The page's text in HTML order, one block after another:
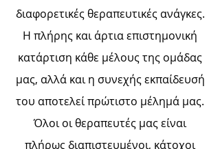
διαφορετικές θεραπευτικές ανάγκες.
Η πλήρης και άρτια επιστημονική
κατάρτιση κάθε μέλους της ομάδας
μας, αλλά και η συνεχής εκπαίδευσή
του αποτελεί πρώτιστο μέλημά μας.
Όλοι οι θεραπευτές μας είναι
πλήρως διαπιστευμένοι, κάτοχοι